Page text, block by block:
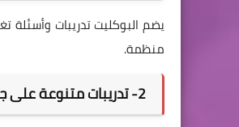
يضم البوكليت تدريبات وأسئلة
منظمة.
2- تدريبات متنوعة على جميع الفروع